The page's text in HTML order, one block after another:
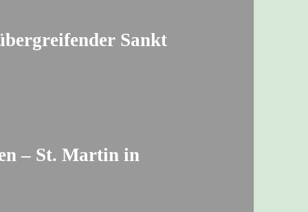
Sankt
– St. Martin in